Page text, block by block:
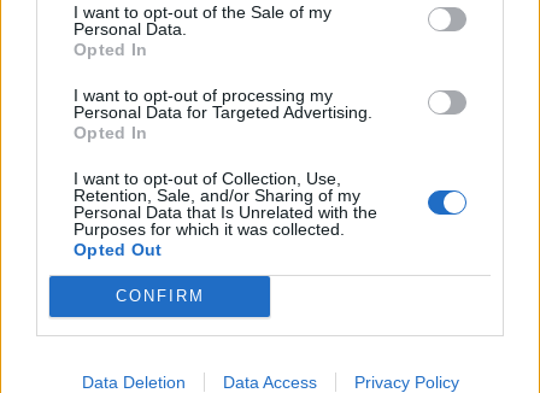
I want to opt-out of the Sale of my
Personal Data.
Opted In
I want to opt-out of processing my
Personal Data for Targeted Advertising.
Opted In
I want to opt-out of Collection, Use,
Retention, Sale, and/or Sharing of my
Personal Data that Is Unrelated with the
Purposes for which it was collected.
Opted Out
CONFIRM
Data Deletion Data Access Privacy Policy
23 Μαΐου 2023 16:50